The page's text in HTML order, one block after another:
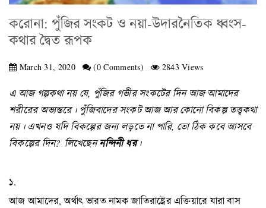
করোনা: পুঁজির সংকট ও নয়া-উদারনৈতিক ধ্বংস-
কথার দ্বৈত রূপক
March 31, 2020 (0 Comments) 2843 Views
এ আজ গল্পকথা নয় যে, পুঁজির গভীর সংকটের দিন আজ আমাদের
শরীরের অভ্যন্তরে। পুঁজিবাদের সংকট আজ আর কোনো বিকল্প তত্ত্বকথা
নয়। এখনও যদি বিকল্পের জন্য লড়তে না পারি, তো ঠিক কবে আসবে
বিকল্পের দিন? লিখেছেননন্দিনী ধর।
১.
আজ আমাদের, অর্থাৎ ভারত নামক জাতিরাষ্ট্রের এক্তিয়ারে যারা বাস